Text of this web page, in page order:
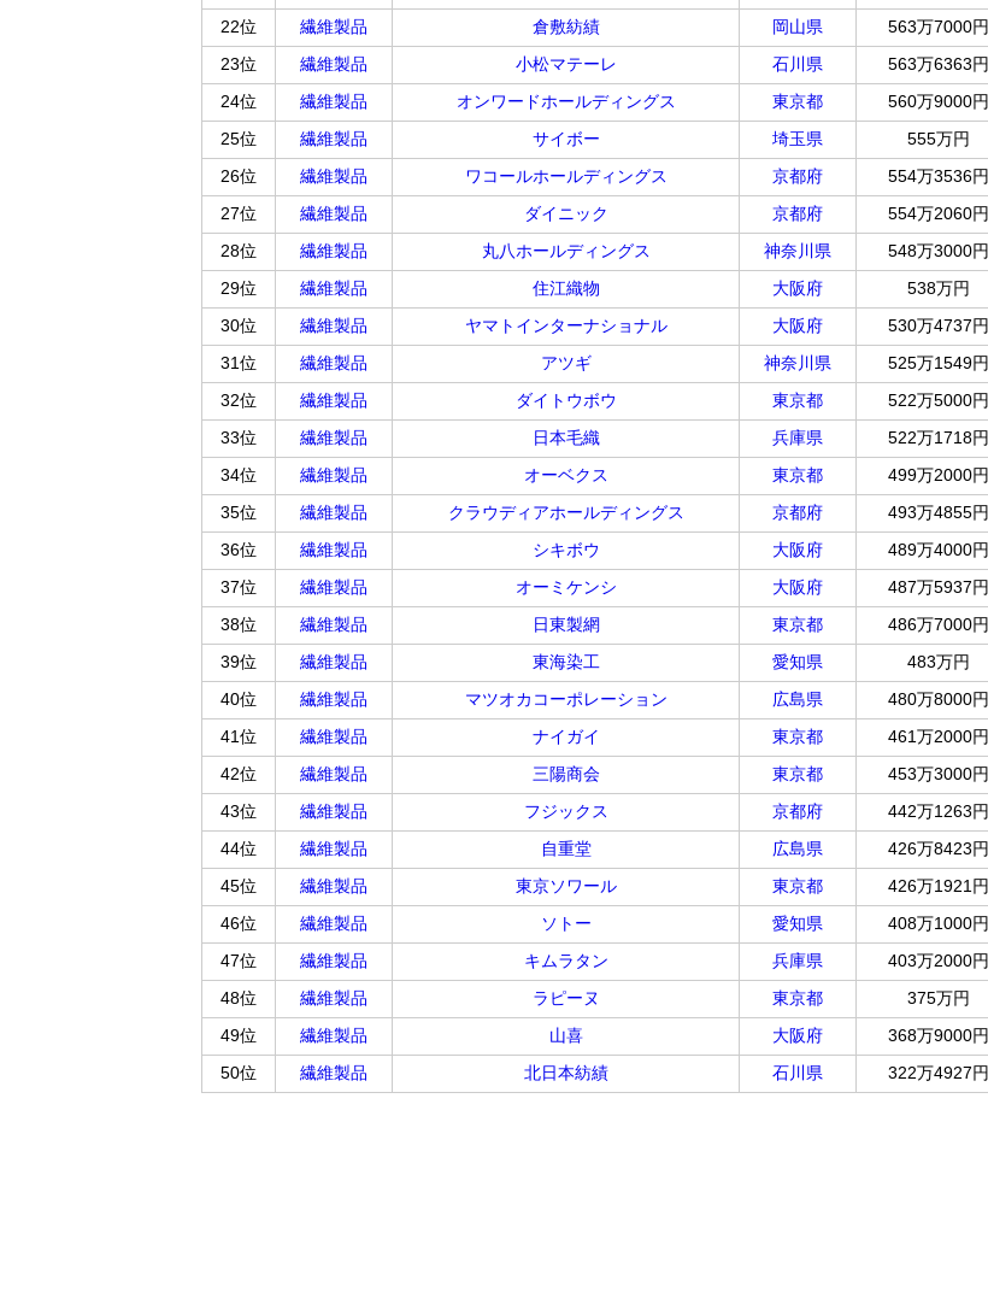
22位
繊維製品 倉敷紡績 岡山県
563万7000円
23位
繊維製品 小松マテーレ 石川県
563万6363円
24位
繊維製品 オンワードホールディングス 東京都
560万9000円
25位
繊維製品 サイボー 埼玉県
555万円
26位
繊維製品 ワコールホールディングス 京都府
554万3536円
27位
繊維製品 ダイニック 京都府
554万2060円
28位
繊維製品 丸八ホールディングス 神奈川県
548万3000円
29位
繊維製品 住江織物 大阪府
538万円
30位
繊維製品 ヤマトインターナショナル 大阪府
530万4737円
31位
繊維製品 アツギ 神奈川県
525万1549円
32位
繊維製品 ダイトウボウ 東京都
522万5000円
33位
繊維製品 日本毛織 兵庫県
522万1718円
34位
繊維製品 オーベクス 東京都
499万2000円
35位
繊維製品 クラウディアホールディングス 京都府
493万4855円
36位
繊維製品 シキボウ 大阪府
489万4000円
37位
繊維製品 オーミケンシ 大阪府
487万5937円
38位
繊維製品 日東製網 東京都
486万7000円
39位
繊維製品 東海染工 愛知県
483万円
40位
繊維製品 マツオカコーポレーション 広島県
480万8000円
41位
繊維製品 ナイガイ 東京都
461万2000円
42位
繊維製品 三陽商会 東京都
453万3000円
43位
繊維製品 フジックス 京都府
442万1263円
44位
繊維製品 自重堂 広島県
426万8423円
45位
繊維製品 東京ソワール 東京都
426万1921円
46位
繊維製品 ソトー 愛知県
408万1000円
47位
繊維製品 キムラタン 兵庫県
403万2000円
48位
繊維製品 ラピーヌ 東京都
375万円
49位
繊維製品 山喜 大阪府
368万9000円
50位
繊維製品 北日本紡績 石川県 322万4927円